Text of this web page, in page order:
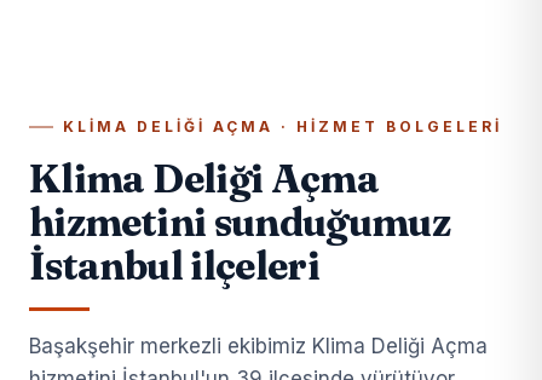
KLIMA DELIĞI AÇMA · HIZMET BOLGELERI
Klima Deliği Açma
hizmetini sunduğumuz
İstanbul ilçeleri
Başakşehir merkezli ekibimiz Klima Deliği Açma